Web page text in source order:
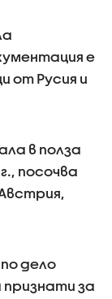
е
от Русия и
в полза
посочва
дело
признати за